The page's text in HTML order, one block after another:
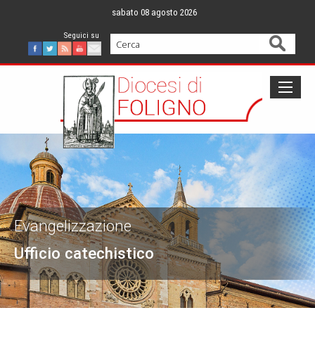
content
sabato 08 agosto 2026
Facebook
Twitter
FeedYoutube
Mail
Cerca
Ufficio catechistico
Evangelizzazione